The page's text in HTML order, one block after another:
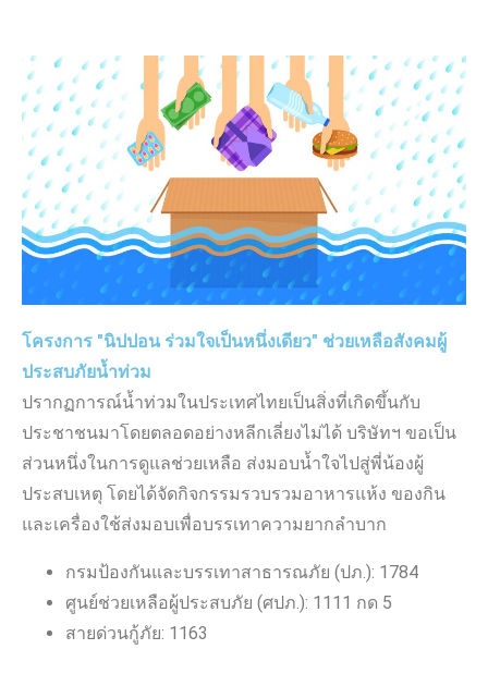
โครงการ "นิปปอน ร่วมใจเป็นหนึ่งเดียว" ช่วยเหลือสังคมผู้
ประสบภัยน้ำท่วม
ปรากฏการณ์น้ำท่วมในประเทศไทยเป็นสิ่งที่เกิดขึ้นกับ
ประชาชนมาโดยตลอดอย่างหลีกเลี่ยงไม่ได้ บริษัทฯ ขอเป็น
ส่วนหนึ่งในการดูแลช่วยเหลือ ส่งมอบน้ำใจไปสู่พี่น้องผู้
ประสบเหตุ โดยได้จัดกิจกรรมรวบรวมอาหารแห้ง ของกิน
และเครื่องใช้ส่งมอบเพื่อบรรเทาความยากลำบาก
กรมป้องกันและบรรเทาสาธารณภัย (ปภ.): 1784
ศูนย์ช่วยเหลือผู้ประสบภัย (ศปภ.): 1111 กด 5
สายด่วนกู้ภัย: 1163